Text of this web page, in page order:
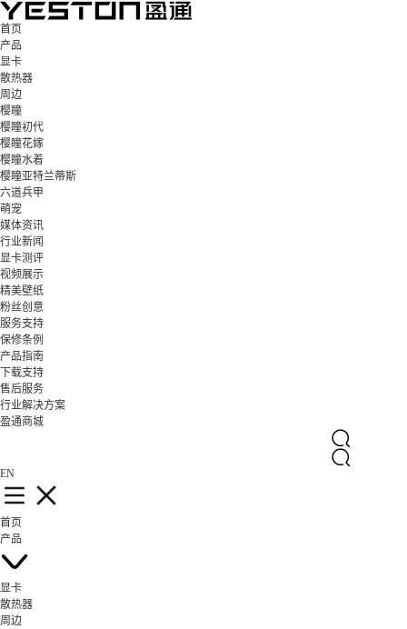
首页
产品
显卡
散热器
周边
樱瞳
樱瞳初代
樱瞳花嫁
樱瞳水着
樱瞳亚特兰蒂斯
六道兵甲
萌宠
媒体资讯
行业新闻
显卡测评
视频展示
精美壁纸
粉丝创意
服务支持
保修条例
产品指南
下载支持
售后服务
行业解决方案
盈通商城
EN
首页
产品
显卡
散热器
周边